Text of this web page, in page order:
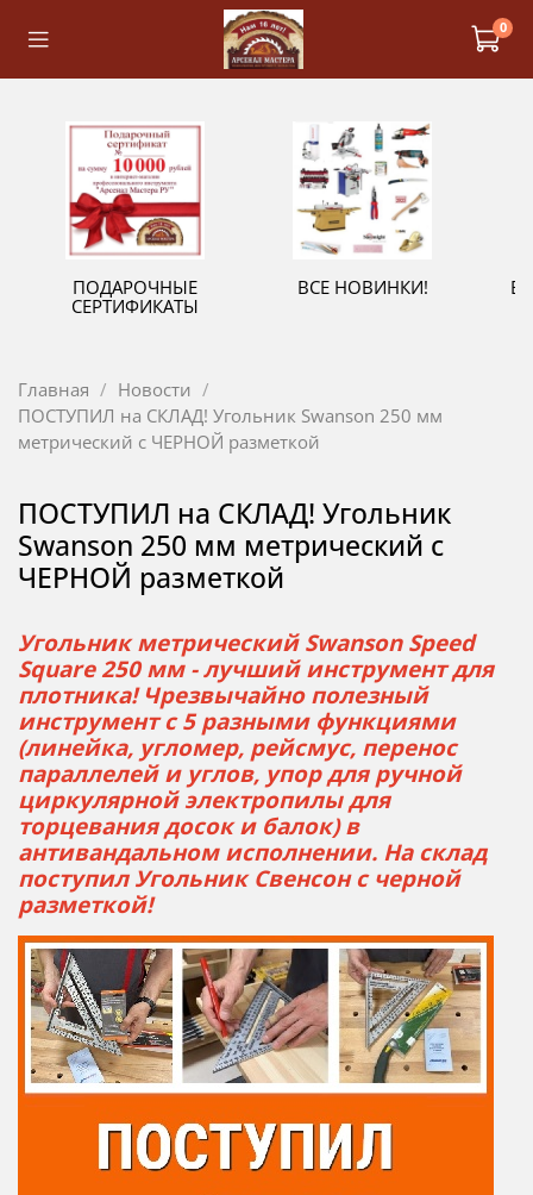
0
ПОДАРОЧНЫЕ
СЕРТИФИКАТЫ
ВСЕ НОВИНКИ!
Главная
Новости
ПОСТУПИЛ на СКЛАД! Угольник Swanson 250 мм
метрический с ЧЕРНОЙ разметкой
ПОСТУПИЛ на СКЛАД! Угольник
Swanson 250 мм метрический с
ЧЕРНОЙ разметкой
Угольник метрический Swanson Speed
Square 250 мм - лучший инструмент для
плотника! Чрезвычайно полезный
инструмент с 5 разными функциями
(линейка, угломер, рейсмус, перенос
параллелей и углов, упор для ручной
циркулярной электропилы для
торцевания досок и балок) в
антивандальном исполнении. На склад
поступил Угольник Свенсон с черной
разметкой!